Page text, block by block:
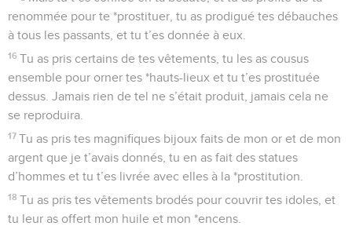
renommée pour te *prostituer, tu as prodigué tes débauches
à tous les passants, et tu t’es donnée à eux.
16 Tu as pris certains de tes vêtements, tu les as cousus
ensemble pour orner tes *hauts-lieux et tu t’es prostituée
dessus. Jamais rien de tel ne s’était produit, jamais cela ne
se reproduira.
17 Tu as pris tes magnifiques bijoux faits de mon or et de mon
argent que je t’avais donnés, tu en as fait des statues
d’hommes et tu t’es livrée avec elles à la *prostitution.
18 Tu as pris tes vêtements brodés pour couvrir tes idoles, et
tu leur as offert mon huile et mon *encens.